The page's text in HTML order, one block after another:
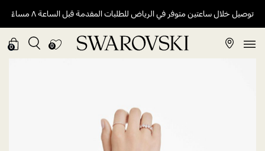
توصيل خلال ساعتين متوفر في الرياض للطلبات المقدمة قبل الساعة ٨ مساءً
0
0